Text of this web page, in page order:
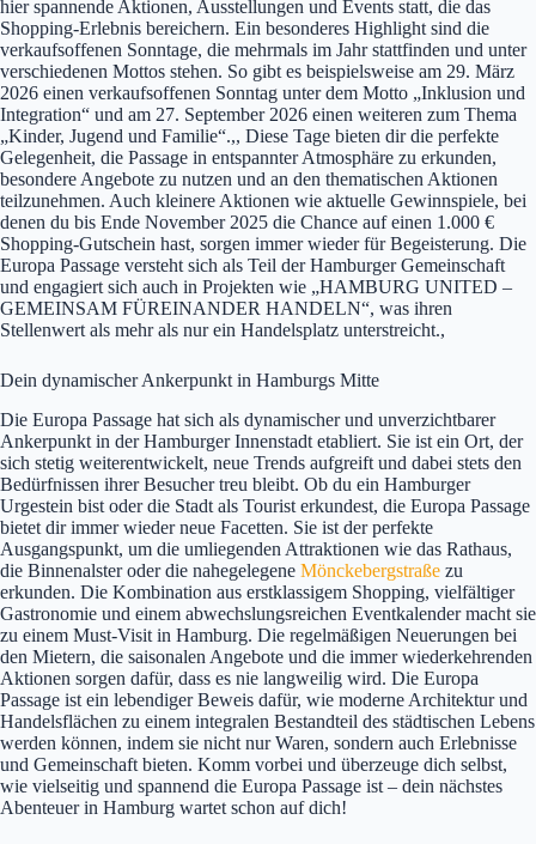
hier spannende Aktionen, Ausstellungen und Events statt, die das
Shopping-Erlebnis bereichern. Ein besonderes Highlight sind die
verkaufsoffenen Sonntage, die mehrmals im Jahr stattfinden und unter
verschiedenen Mottos stehen. So gibt es beispielsweise am 29. März
2026 einen verkaufsoffenen Sonntag unter dem Motto „Inklusion und
Integration“ und am 27. September 2026 einen weiteren zum Thema
„Kinder, Jugend und Familie“.,, Diese Tage bieten dir die perfekte
Gelegenheit, die Passage in entspannter Atmosphäre zu erkunden,
besondere Angebote zu nutzen und an den thematischen Aktionen
teilzunehmen. Auch kleinere Aktionen wie aktuelle Gewinnspiele, bei
denen du bis Ende November 2025 die Chance auf einen 1.000 €
Shopping-Gutschein hast, sorgen immer wieder für Begeisterung. Die
Europa Passage versteht sich als Teil der Hamburger Gemeinschaft
und engagiert sich auch in Projekten wie „HAMBURG UNITED –
GEMEINSAM FÜREINANDER HANDELN“, was ihren
Stellenwert als mehr als nur ein Handelsplatz unterstreicht.,
Dein dynamischer Ankerpunkt in Hamburgs Mitte
Die Europa Passage hat sich als dynamischer und unverzichtbarer
Ankerpunkt in der Hamburger Innenstadt etabliert. Sie ist ein Ort, der
sich stetig weiterentwickelt, neue Trends aufgreift und dabei stets den
Bedürfnissen ihrer Besucher treu bleibt. Ob du ein Hamburger
Urgestein bist oder die Stadt als Tourist erkundest, die Europa Passage
bietet dir immer wieder neue Facetten. Sie ist der perfekte
Ausgangspunkt, um die umliegenden Attraktionen wie das Rathaus,
die Binnenalster oder die nahegelegene Mönckebergstraße zu
erkunden. Die Kombination aus erstklassigem Shopping, vielfältiger
Gastronomie und einem abwechslungsreichen Eventkalender macht sie
zu einem Must-Visit in Hamburg. Die regelmäßigen Neuerungen bei
den Mietern, die saisonalen Angebote und die immer wiederkehrenden
Aktionen sorgen dafür, dass es nie langweilig wird. Die Europa
Passage ist ein lebendiger Beweis dafür, wie moderne Architektur und
Handelsflächen zu einem integralen Bestandteil des städtischen Lebens
werden können, indem sie nicht nur Waren, sondern auch Erlebnisse
und Gemeinschaft bieten. Komm vorbei und überzeuge dich selbst,
wie vielseitig und spannend die Europa Passage ist – dein nächstes
Abenteuer in Hamburg wartet schon auf dich!